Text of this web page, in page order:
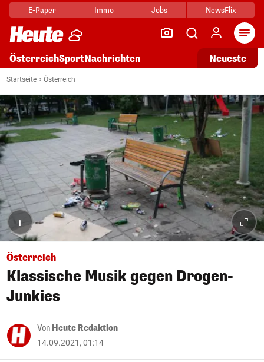
E-Paper Immo Jobs NewsFlix
ÖsterreichSportNachrichten Neueste
Startseite Österreich
i
Österreich
Klassische Musik gegen Drogen-
Junkies
Von Heute Redaktion
14.09.2021, 01:14